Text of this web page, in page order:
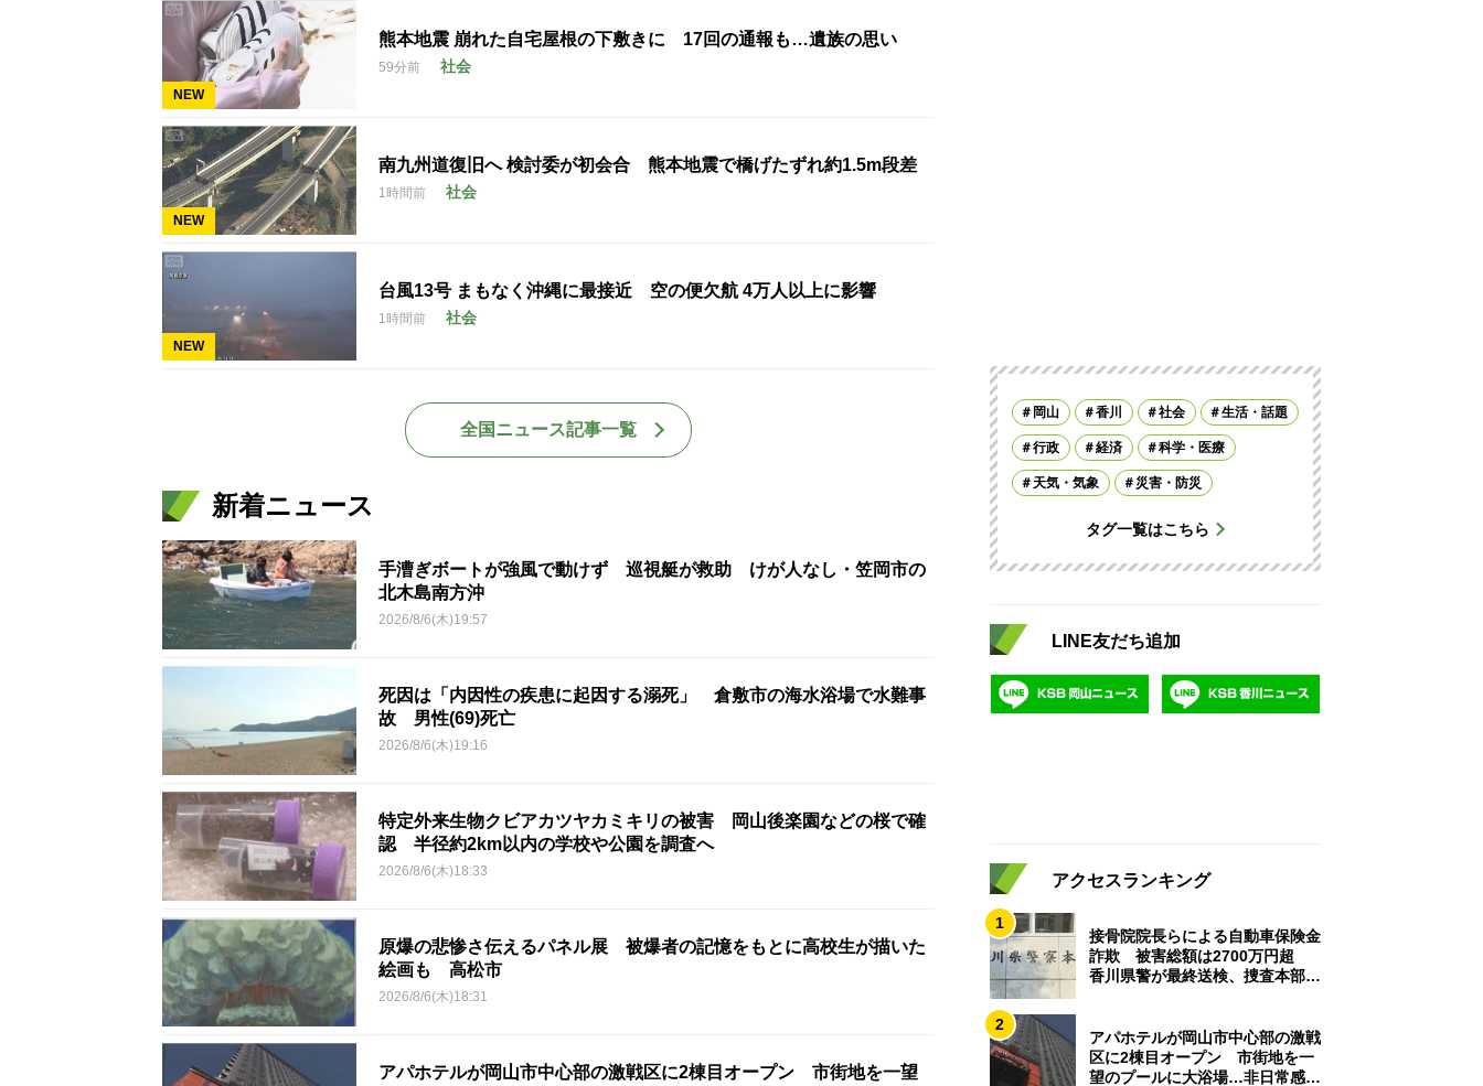
NEW
熊本地震 崩れた自宅屋根の下敷きに 17回の通報も…遺族の思い
59分前 社会
NEW
南九州道復旧へ 検討委が初会合 熊本地震で橋げたずれ約1.5m段差
1時間前 社会
NEW
台風13号 まもなく沖縄に最接近 空の便欠航 4万人以上に影響
1時間前 社会
全国ニュース記事一覧
新着ニュース
手漕ぎボートが強風で動けず 巡視艇が救助 けが人なし・笠岡市の
北木島南方沖
2026/8/6(木)19:57
死因は「内因性の疾患に起因する溺死」 倉敷市の海水浴場で水難事
故 男性(69)死亡
2026/8/6(木)19:16
特定外来生物クビアカツヤカミキリの被害 岡山後楽園などの桜で確
認 半径約2km以内の学校や公園を調査へ
2026/8/6(木)18:33
原爆の悲惨さ伝えるパネル展 被爆者の記憶をもとに高校生が描いた
絵画も 高松市
2026/8/6(木)18:31
アパホテルが岡山市中心部の激戦区に2棟目オープン 市街地を一望
岡山 香川 社会 生活・話題
行政 経済 科学・医療
天気・気象 災害・防災
タグ一覧はこちら
LINE友だち追加
アクセスランキング
1
接骨院院長らによる自動車保険金
詐欺 被害総額は2700万円超
香川県警が最終送検、捜査本部解
2
アパホテルが岡山市中心部の激戦
区に2棟目オープン 市街地を一
望のプールに大浴場…非日常感を